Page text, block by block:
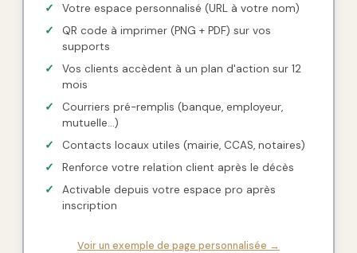
✓
Votre espace personnalisé (URL à votre nom)
✓
QR code à imprimer (PNG + PDF) sur vos
supports
✓
Vos clients accèdent à un plan d'action sur 12
mois
✓
Courriers pré-remplis (banque, employeur,
mutuelle…)
✓
Contacts locaux utiles (mairie, CCAS, notaires)
✓
Renforce votre relation client après le décès
✓
Activable depuis votre espace pro après
inscription
Voir un exemple de page personnalisée →